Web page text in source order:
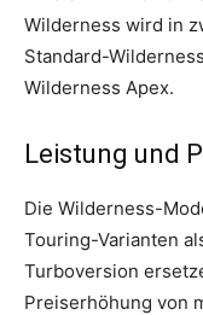
Wilderness wird in
Standard-
Wilderness Apex.
Leistung und
Die Wilderness-
Touring-Varianten
Turboversion
Preiserhöhung von